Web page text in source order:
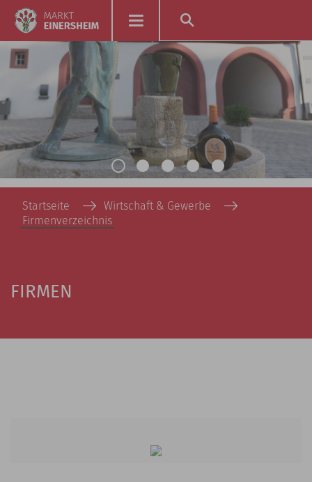
Startseite
Wirtschaft & Gewerbe
Firmenverzeichnis
FIRMEN